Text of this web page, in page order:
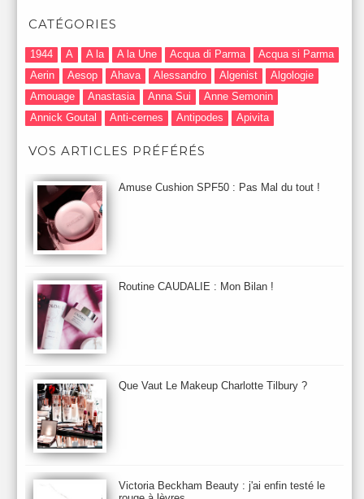
CATÉGORIES
1944 A A la A la Une Acqua di Parma
Acqua si Parma
Aerin
Aesop Ahava Alessandro Algenist
Algologie
Amouage
Anastasia Anna Sui
Anne Semonin
Annick Goutal
Anti-cernes Antipodes
Apivita
Aurelia London
Aurelia Probiotic
AUTOMNE 2012
Automne 2013
Baija
Bain
BB et CC Crème
Beauty Relooking
Bio Mécanique du Vieillissement
Bioderma
Bioeffect
Biolage
Biotherm
Botanicals
Botimyst
Burberry
By Terry
chantecaille
Christophe Robin
CK Clarins Clarisonic
Cle de Peau
Clean Skin care
collection maquillage printemps 2011
Collections Maquillage ETE 2011
Crème & Sérum
VOS ARTICLES PRÉFÉRÉS
Amuse Cushion SPF50 : Pas Mal du tout !
Routine CAUDALIE : Mon Bilan !
Que Vaut Le Makeup Charlotte Tilbury ?
Victoria Beckham Beauty : j'ai enfin testé le